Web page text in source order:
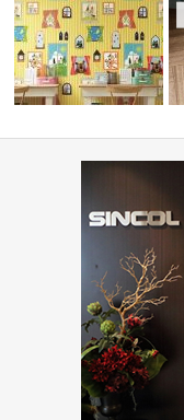
住宅(コーディネート集)